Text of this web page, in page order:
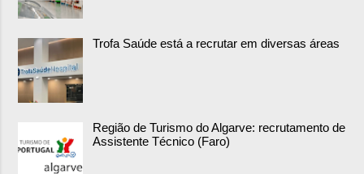
Trofa Saúde está a recrutar em diversas áreas
Região de Turismo do Algarve: recrutamento de
Assistente Técnico (Faro)